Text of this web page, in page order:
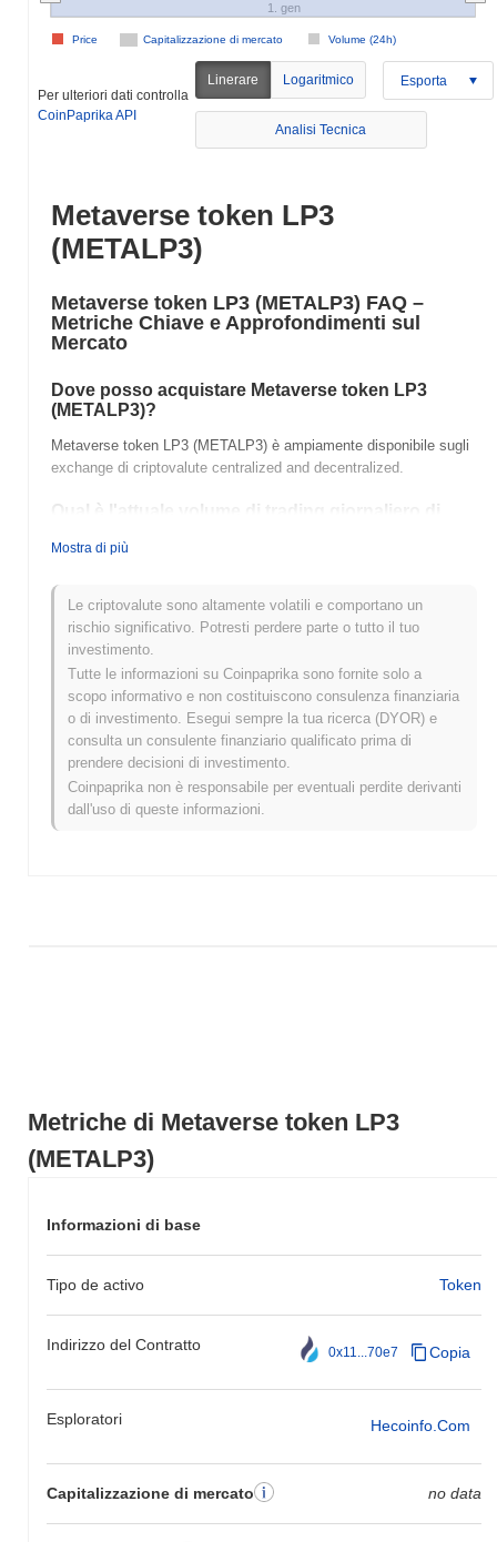
Metriche di Metaverse token LP3
(METALP3)
Informazioni di base
Tipo de activo Token
Indirizzo del Contratto 0x11...70e7 Copia
Esploratori Hecoinfo.com
Capitalizzazione di mercato no data
Capitalizzazione di mercato Volume (24h)
Price
1. gen
Per ulteriori dati controlla
CoinPaprika API
Linerare Logaritmico Esporta
Analisi Tecnica
Metaverse token LP3
(METALP3)
Metaverse token LP3 (METALP3) FAQ –
Metriche Chiave e Approfondimenti sul
Mercato
Dove posso acquistare Metaverse token LP3
(METALP3)?
Metaverse token LP3 (METALP3) è ampiamente disponibile sugli
exchange di criptovalute centralized and decentralized.
Qual è l'attuale volume di trading giornaliero di
attesta a
Qual è lo storico della fascia di prezzo di
Metaverse token LP3?
Massimo Storico (ATH):
Minimo Storico (ATL): $0.00
Metaverse token LP3 è attualmente scambiato ~0.00%
del suo ATH .
Come si sta comportando Metaverse token LP3
Mostra di più
Le criptovalute sono altamente volatili e comportano un
rischio significativo. Potresti perdere parte o tutto il tuo
investimento.
Tutte le informazioni su Coinpaprika sono fornite solo a
scopo informativo e non costituiscono consulenza finanziaria
o di investimento. Esegui sempre la tua ricerca (DYOR) e
consulta un consulente finanziario qualificato prima di
prendere decisioni di investimento.
Coinpaprika non è responsabile per eventuali perdite derivanti
dall'uso di queste informazioni.